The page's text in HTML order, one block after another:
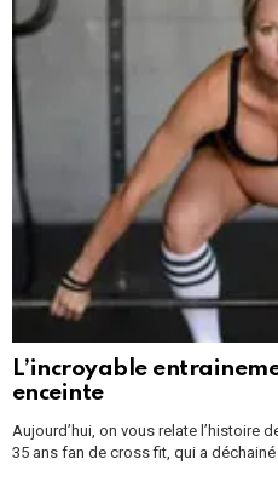
L’incroyable
enceinte
Aujourd’hui, on vous relate l’histoire
35 ans fan de cross fit, qui a déchainé